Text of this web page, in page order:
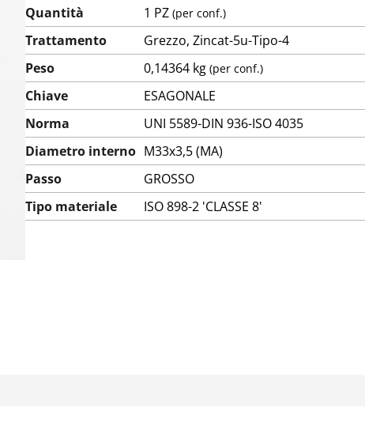
Quantità
1 PZ (per conf.)
Trattamento
Grezzo, Zincat-5u-Tipo-4
Peso
0,14364 kg (per conf.)
Chiave
ESAGONALE
Norma
UNI 5589-DIN 936-ISO 4035
Diametro interno M33x3,5 (MA)
Passo
GROSSO
Tipo materiale
ISO 898-2 'CLASSE 8'